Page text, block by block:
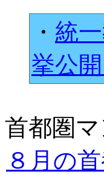
・ 統
挙公
首都圏
８月の